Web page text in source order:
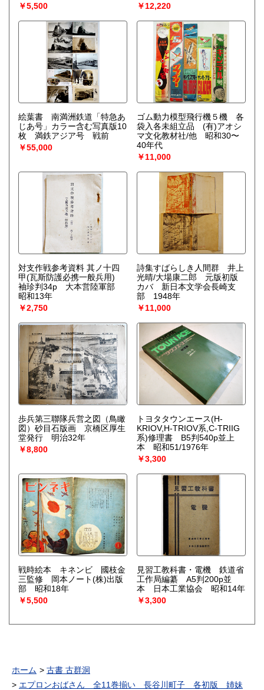
￥5,500
￥12,220
絵葉書 南満洲鉄道「特急あ
じあ号」カラー含む写真版10
枚 満鉄アジア号 戦前
￥55,000
ゴム動力模型飛行機５機 各
袋入各未組立品 (有)アオシ
マ文化教材社/他 昭和30〜
40年代
￥11,000
対支作戦参考資料 其ノ十四
甲(瓦斯防護必携一般兵用)
袖珍判34p 大本営陸軍部
昭和13年
￥2,750
詩集すばらしき人間群 井上
光晴/大場康二郎 元版初版
カバ 新日本文学会長崎支
部 1948年
￥11,000
歩兵第三聯隊兵営之図（鳥瞰
図）砂目石版画 京橋区厚生
堂発行 明治32年
￥8,800
トヨタタウンエース(H-
KRIOV,H-TRIOV系,C-TRIIG
系)修理書 B5判540p並上
本 昭和51/1976年
￥3,300
戦時絵本 キネンビ 國枝金
三監修 岡本ノート(株)出版
部 昭和18年
￥5,500
見習工教科書・電機 鉄道省
工作局編纂 A5判200p並
本 日本工業協会 昭和14年
￥3,300
ホーム
古書 古群洞
エプロンおばさん 全11巻揃い 長谷川町子 各初版 姉妹